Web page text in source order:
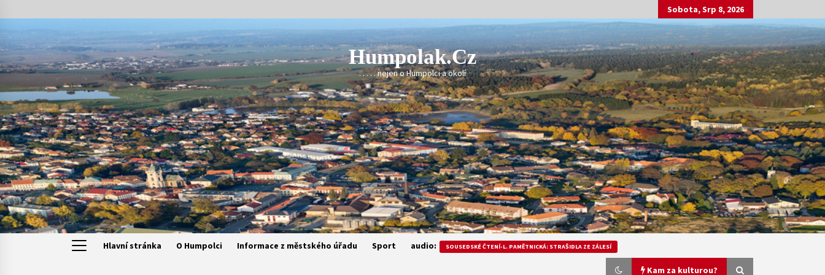
to
Sobota, Srp 8, 2026
Humpolak.cz
. . . . . nejen o Humpolci a okolí
Hlavní stránka O Humpolci Informace z městského úřadu Sport audio: SOUSEDSKÉ ČTENÍ-L. PAMĚTNICKÁ: STRAŠIDLA ZE ZÁLESÍ
Kam za kulturou?